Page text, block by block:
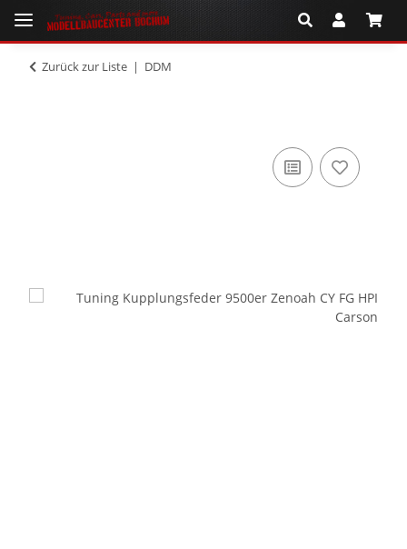
Zurück zur Liste DDM